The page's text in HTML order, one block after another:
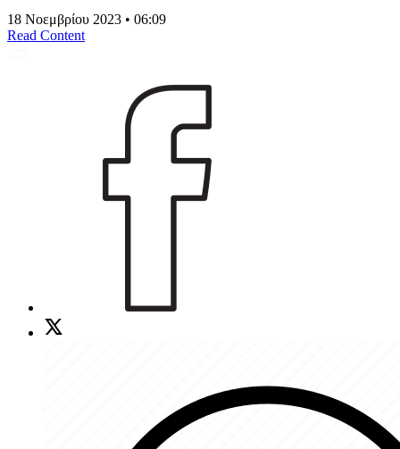
18 Νοεμβρίου 2023 • 06:09
Read Content